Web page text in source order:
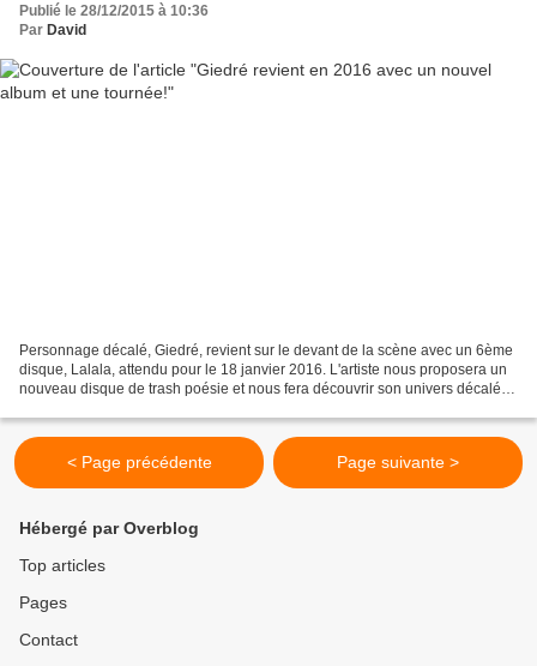
Publié le 28/12/2015 à 10:36
Par David
Personnage décalé, Giedré, revient sur le devant de la scène avec un 6ème
disque, Lalala, attendu pour le 18 janvier 2016. L'artiste nous proposera un
nouveau disque de trash poésie et nous fera découvrir son univers décalé
< Page précédente Page suivante >
Hébergé par Overblog
Top articles
Pages
Contact